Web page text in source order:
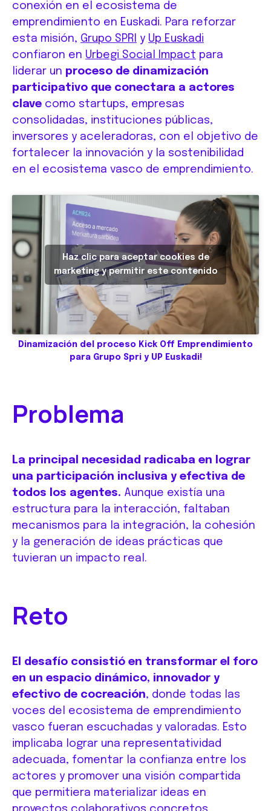
conexión en el ecosistema de
emprendimiento en Euskadi. Para reforzar
esta misión, Grupo SPRI y Up Euskadi
confiaron en Urbegi Social Impact para
liderar un proceso de dinamización
participativo que conectara a actores
clave como startups, empresas
consolidadas, instituciones públicas,
inversores y aceleradoras, con el objetivo de
fortalecer la innovación y la sostenibilidad
en el ecosistema vasco de emprendimiento.
Haz clic para aceptar cookies de
marketing y permitir este contenido
Dinamización del proceso Kick Off Emprendimiento
para Grupo Spri y UP Euskadi!
Problema
La principal necesidad radicaba en lograr
una participación inclusiva y efectiva de
todos los agentes. Aunque existía una
estructura para la interacción, faltaban
mecanismos para la integración, la cohesión
y la generación de ideas prácticas que
tuvieran un impacto real.
Reto
El desafío consistió en transformar el foro
en un espacio dinámico, innovador y
efectivo de cocreación, donde todas las
voces del ecosistema de emprendimiento
vasco fueran escuchadas y valoradas. Esto
implicaba lograr una representatividad
adecuada, fomentar la confianza entre los
actores y promover una visión compartida
que permitiera materializar ideas en